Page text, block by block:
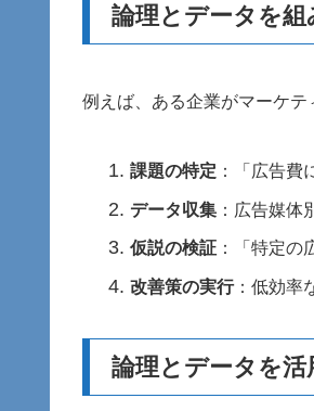
論理とデータを組
例えば、ある企業がマーケテ
課題の特定 ：「広告費
データ収集：広告媒体
仮説の検証：「特定の
改善策の実行：低効率
論理とデータを